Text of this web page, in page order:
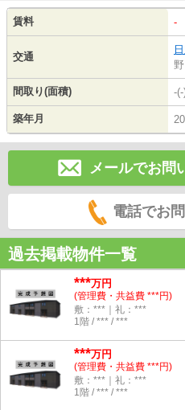
賃料 -
交通
間取り(面積) -
築年月
メールでお問
電話でお
過去掲載物件一覧
***万円
(管理費・共益費 ***円)
敷：***｜礼：***
1階 / *** / ***
***万円
(管理費・共益費 ***円)
敷：***｜礼：***
1階 / *** / ***